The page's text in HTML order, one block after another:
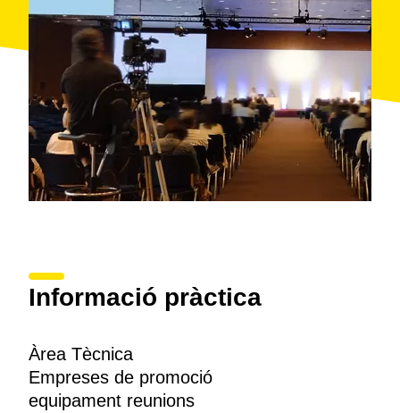
Informació pràctica
Àrea Tècnica
Empreses de promoció
equipament reunions